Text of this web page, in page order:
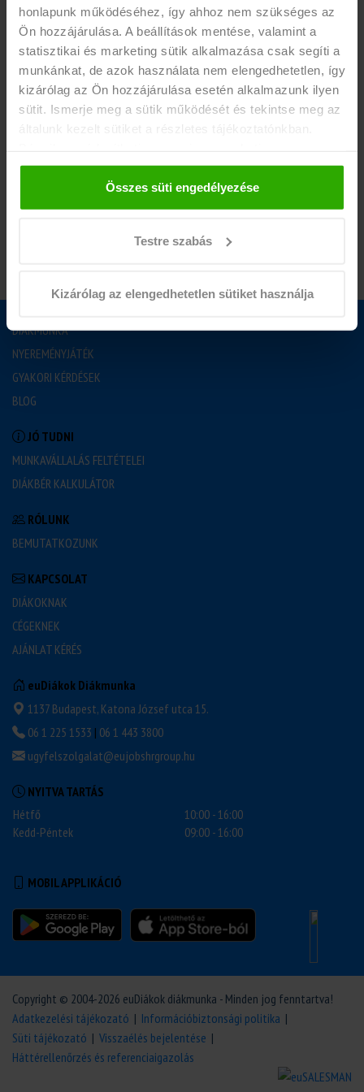
honlapunk működéséhez, így ahhoz nem szükséges az
Ön hozzájárulása. A beállítások mentése, valamint a
statisztikai és marketing sütik alkalmazása csak segíti a
munkánkat, de azok használata nem elengedhetetlen, így
kizárólag az Ön hozzájárulása esetén alkalmazunk ilyen
sütit. Ismerje meg a sütik működését és tekintse meg az
általunk kezelt sütiket a részletes tájékoztatónkban.
hozzájárulását a weboldalunk láblécében található "Süti
tájékoztató" feliratra kattintva.
Összes süti engedélyezése
Testre szabás
Kizárólag az elengedhetetlen sütiket használja
-aktív vagy 25 év alatti PASSZÍV hallgatói jogviszony,
-heti 16-20 óra vállalása.
EGYÉB INFÓ
Érdekel a munka? Hívd a+36 1 44 33 800telefonszámot
DIÁKMUNKA
NYEREMÉNYJÁTÉK
GYAKORI KÉRDÉSEK
BLOG
JÓ TUDNI
MUNKAVÁLLALÁS FELTÉTELEI
DIÁKBÉR KALKULÁTOR
RÓLUNK
BEMUTATKOZUNK
KAPCSOLAT
DIÁKOKNAK
CÉGEKNEK
AJÁNLAT KÉRÉS
euDiákok Diákmunka
1137 Budapest, Katona József utca 15.
06 1 225 1533 | 06 1 443 3800
ugyfelszolgalat@eujobshrgroup.hu
NYITVA TARTÁS
Hétfő
10:00 - 16:00
Kedd-Péntek
09:00 - 16:00
MOBIL APPLIKÁCIÓ
Copyright © 2004-2026 euDiákok diákmunka - Minden jog fenntartva!
Adatkezelési tájékozató | Információbiztonsági politika |
Süti tájékozató | Visszaélés bejelentése |
Háttérellenőrzés és referenciaigazolás